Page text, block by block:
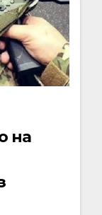
на